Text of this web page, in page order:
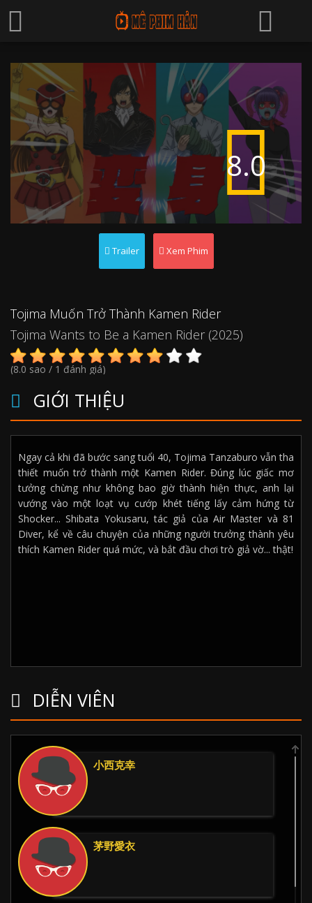
Trailer Xem Phim
Tojima Muốn Trở Thành Kamen Rider
Tojima Wants to Be a Kamen Rider (2025)
(8.0 sao / 1 đánh giá)
8.0
GIỚI THIỆU
Ngay cả khi đã bước sang tuổi 40, Tojima Tanzaburo vẫn tha
thiết muốn trở thành một Kamen Rider. Đúng lúc giấc mơ
tưởng chừng như không bao giờ thành hiện thực, anh lại
vướng vào một loạt vụ cướp khét tiếng lấy cảm hứng từ
Shocker... Shibata Yokusaru, tác giả của Air Master và 81
Diver, kể về câu chuyện của những người trưởng thành yêu
thích Kamen Rider quá mức, và bắt đầu chơi trò giả vờ... thật!
DIỄN VIÊN
小西克幸
茅野愛衣